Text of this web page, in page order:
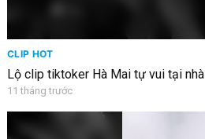
CLIP HOT
Lộ clip tiktoker Hà Mai tự vui tại nhà
11 tháng trước